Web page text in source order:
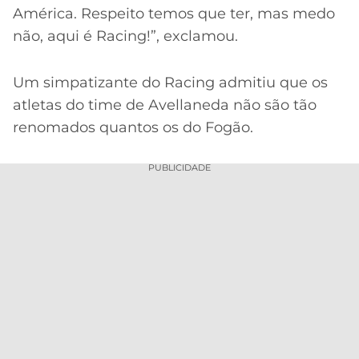
América. Respeito temos que ter, mas medo
não, aqui é Racing!”, exclamou.
Um simpatizante do Racing admitiu que os
atletas do time de Avellaneda não são tão
renomados quantos os do Fogão.
PUBLICIDADE